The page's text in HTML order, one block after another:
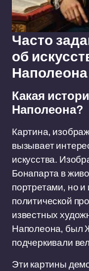
Часто
об
Какая
Наполеона?
Картина,
вызывает
искусства.
Бонапарта в
портретами, но
политической
известных
Наполеона, был
подчеркивали
Эти картины